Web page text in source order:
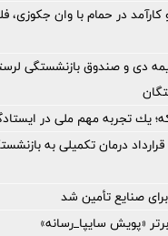
در حمام با وان جکوزی،
دی و صندوق بازنشستگی
یك تجربه مهم ملی در
درمان تکمیلی به